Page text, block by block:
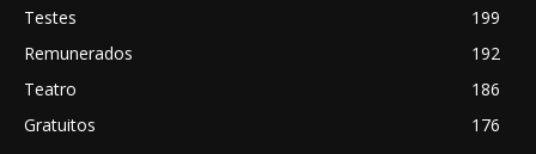
Testes
199
Remunerados
192
Teatro
186
Gratuitos
176